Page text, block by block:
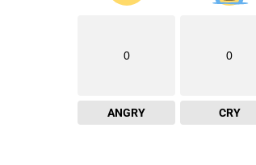
0
ANGRY
0
CRY